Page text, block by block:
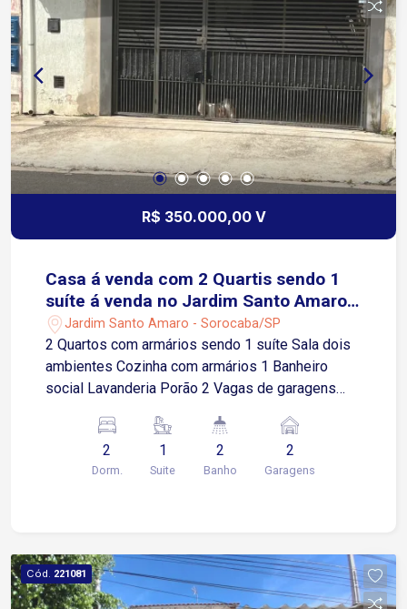
R$ 350.000,00 V
Casa á venda com 2 Quartis sendo 1
suíte á venda no Jardim Santo Amaro
em Sorocaba-SP
Jardim Santo Amaro - Sorocaba/SP
2 Quartos com armários sendo 1 suíte Sala dois
ambientes Cozinha com armários 1 Banheiro
social Lavanderia Porão 2 Vagas de garagens
2
Dorm.
1
Suite
2
Banho
2
Garagens
Cód. 221081